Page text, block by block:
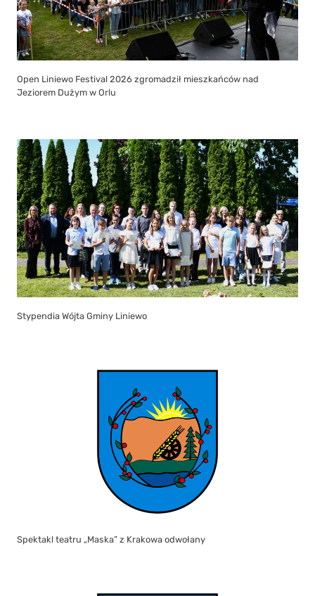
Open Liniewo Festival 2026 zgromadził mieszkańców nad
Jeziorem Dużym w Orlu
Stypendia Wójta Gminy Liniewo
Spektakl teatru „Maska” z Krakowa odwołany